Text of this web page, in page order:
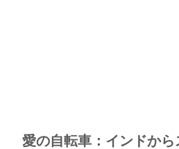
愛の自転車：インドか